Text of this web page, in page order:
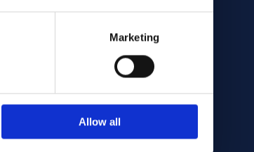
Marketing
Allow all